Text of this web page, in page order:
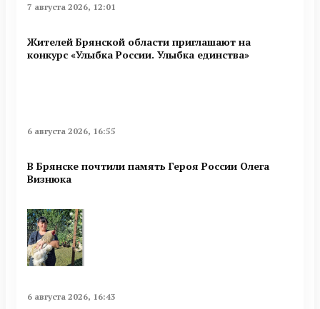
7 августа 2026, 12:01
Жителей Брянской области приглашают на
конкурс «Улыбка России. Улыбка единства»
6 августа 2026, 16:55
В Брянске почтили память Героя России Олега
Визнюка
6 августа 2026, 16:43